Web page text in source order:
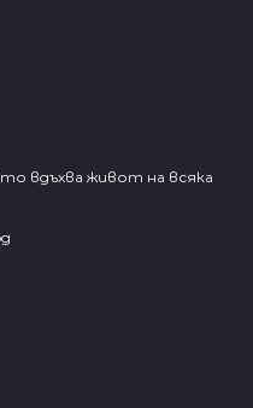
вдъхва живот на всяка